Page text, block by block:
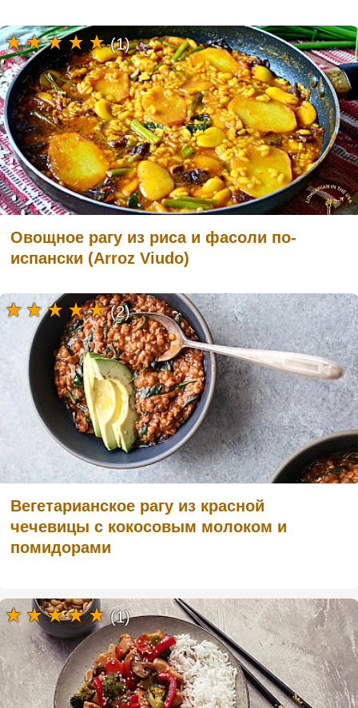
Овощное рагу из риса и фасоли по-
испански (Arroz Viudo)
(1)
Вегетарианское рагу из красной
чечевицы с кокосовым молоком и
помидорами
(2)
(1)